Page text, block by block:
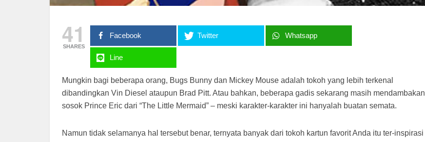
41
SHARES
Facebook Twitter Whatsapp
Line
Mungkin bagi beberapa orang, Bugs Bunny dan Mickey Mouse adalah tokoh yang lebih terkenal
dibandingkan Vin Diesel ataupun Brad Pitt. Atau bahkan, beberapa gadis sekarang masih mendambakan
sosok Prince Eric dari “The Little Mermaid” – meski karakter-karakter ini hanyalah buatan semata.
Namun tidak selamanya hal tersebut benar, ternyata banyak dari tokoh kartun favorit Anda itu ter-inspirasi